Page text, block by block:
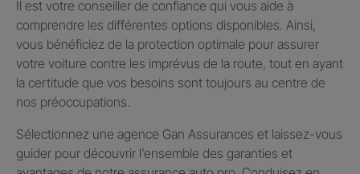
Il est votre conseiller de confiance qui vous aide à
comprendre les différentes options disponibles. Ainsi,
vous bénéficiez de la protection optimale pour assurer
votre voiture contre les imprévus de la route, tout en ayant
la certitude que vos besoins sont toujours au centre de
nos préoccupations.
Sélectionnez une agence Gan Assurances et laissez-vous
guider pour découvrir l’ensemble des garanties et